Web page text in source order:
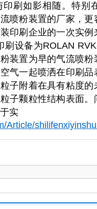
刷如影相随。特别
喷粉装置的厂家，
印刷企业的一次实
刷设备为ROLAN
装置为早的气流喷
气一起喷洒在印刷
子附着在具有粘度
子颗粒性结构表面
实
Article/